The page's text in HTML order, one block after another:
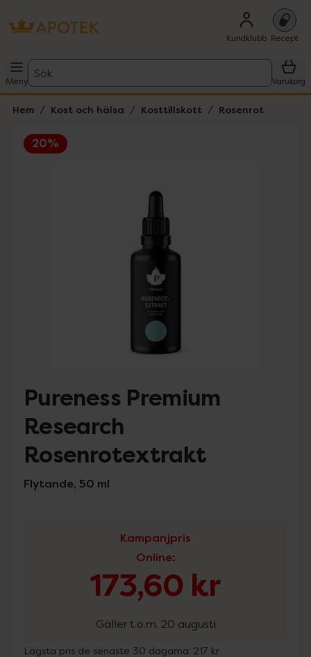
Kundklubb Recept
Meny
Sök
Varukorg
Hem Kost och hälsa Kosttillskott Rosenrot
20%
Pureness Premium
Research
Rosenrotextrakt
Flytande, 50 ml
Kampanjpris
Online:
173,60 kr
Gäller t.o.m. 20 augusti
Lägsta pris de senaste 30 dagarna: 217 kr